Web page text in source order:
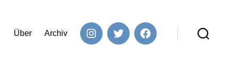
Über Archiv InstagramTwitter Facebook